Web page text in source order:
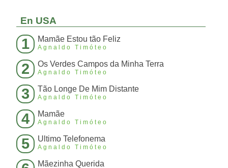
En USA
1 Mamãe Estou tão Feliz
Agnaldo Timóteo
2 Os Verdes Campos da Minha Terra
Agnaldo Timóteo
3 Tão Longe De Mim Distante
Agnaldo Timóteo
4 Mamãe
Agnaldo Timóteo
5 Ultimo Telefonema
Agnaldo Timóteo
Mãezinha Querida